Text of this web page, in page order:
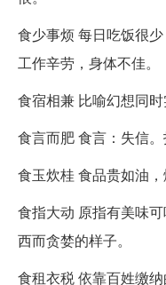
食少事烦 每日吃饭很
工作辛劳，身体不佳。
食宿相兼 比喻幻想同时
食言而肥 食言：失信
食玉炊桂 食品贵如油，
食指大动 原指有美味
西而贪婪的样子。
食租衣税 依靠百姓缴纳